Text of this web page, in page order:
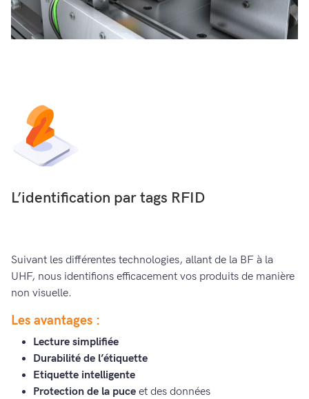
L’identification par tags RFID
Suivant les différentes technologies, allant de la BF à la
UHF, nous identifions efficacement vos produits de manière
non visuelle.
Les avantages :
Lecture simplifiée
Durabilité de l’étiquette
Etiquette intelligente
Protection de la puce et des données